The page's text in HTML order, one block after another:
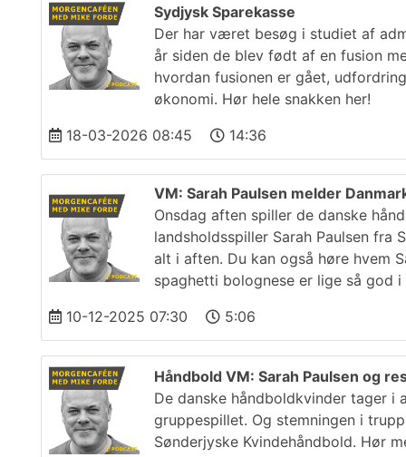
Sydjysk Sparekasse
Der har været besøg i studiet af
år siden de blev født af en fusion
hvordan fusionen er gået,
økonomi. Hør hele snakken her!
18-03-2026 08:45
14:36
VM: Sarah Paulsen melder
Onsdag aften spiller de danske
landsholdsspiller Sarah Paulsen
alt i aften. Du kan også høre hvem
spaghetti bolognese er lige så god i
10-12-2025 07:30
5:06
Håndbold VM: Sarah Paulsen og
De danske håndboldkvinder tager i
gruppespillet. Og stemningen i
Sønderjyske Kvindehåndbold. Hør